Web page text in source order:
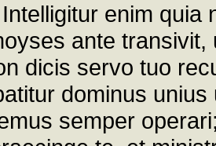
enim quia
ante
dicis servo tuo
dominus
semper